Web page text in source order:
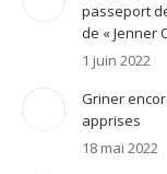
passeport
de « Jenner
1 juin 2022
Griner
apprises
18 mai 2022